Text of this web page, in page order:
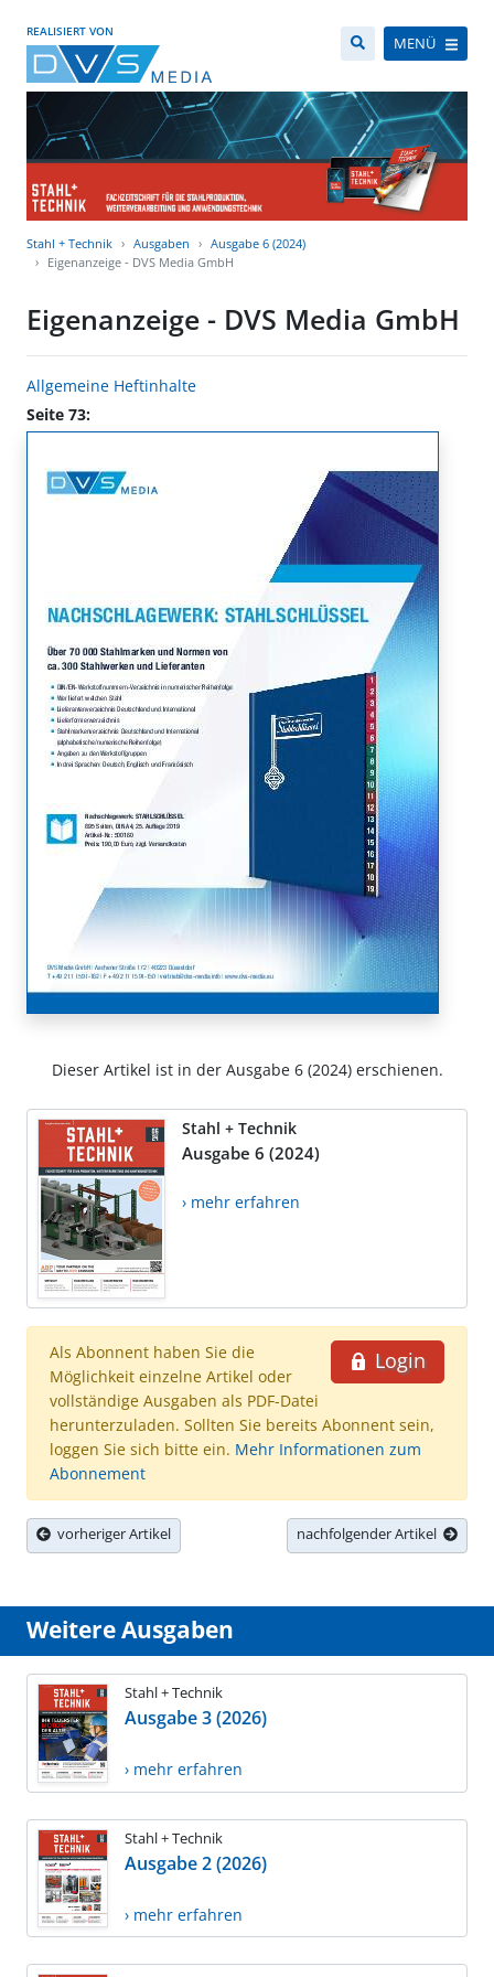
REALISIERT VON
MENÜ
Stahl + Technik Ausgaben
Ausgabe 6 (2024)
Eigenanzeige - DVS Media GmbH
Eigenanzeige - DVS Media GmbH
Allgemeine Heftinhalte
Seite 73:
Dieser Artikel ist in der Ausgabe 6 (2024) erschienen.
Stahl + Technik
Ausgabe 6 (2024)
› mehr erfahren
Login
Als Abonnent haben Sie die
Möglichkeit einzelne Artikel oder
vollständige Ausgaben als PDF-Datei
herunterzuladen. Sollten Sie bereits Abonnent sein,
loggen Sie sich bitte ein. Mehr Informationen zum
Abonnement
vorheriger Artikel nachfolgender Artikel
Weitere Ausgaben
Stahl + Technik
Ausgabe 3 (2026)
› mehr erfahren
Stahl + Technik
Ausgabe 2 (2026)
› mehr erfahren